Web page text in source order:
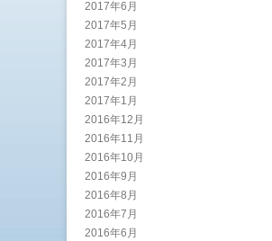
2017年6月
2017年5月
2017年4月
2017年3月
2017年2月
2017年1月
2016年12月
2016年11月
2016年10月
2016年9月
2016年8月
2016年7月
2016年6月